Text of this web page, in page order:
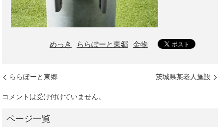
めっき ららぽーと東郷 金物
ららぽーと東郷 茨城県某老人施設
コメントは受け付けていません。